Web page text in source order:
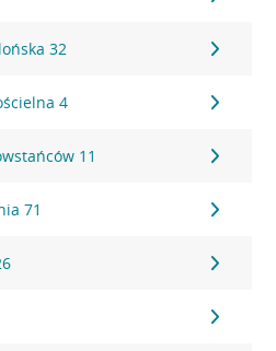
32
4
11
71